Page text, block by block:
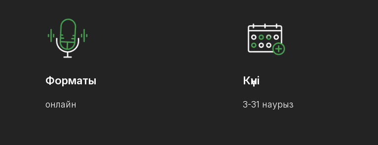
Форматы
онлайн
Күні
3-31 наурыз